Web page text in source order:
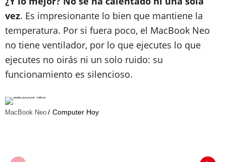
vez. Es impresionante lo bien que mantiene la
temperatura. Por si fuera poco, el MacBook Neo
no tiene ventilador, por lo que ejecutes lo que
ejecutes no oirás ni un solo ruido: su
funcionamiento es silencioso.
MacBook Neo Computer Hoy